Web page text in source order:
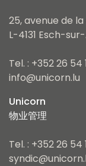
25, avenue de
L-4131 Esch-
Tel. : +352 26 54
info@unicorn.lu
Unicorn
物业管理
Tel. : +352 26 54